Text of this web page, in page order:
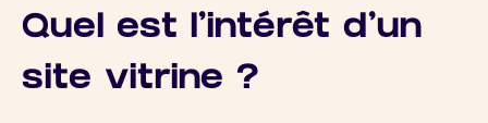
Quel est l'intérêt d'un
site vitrine ?